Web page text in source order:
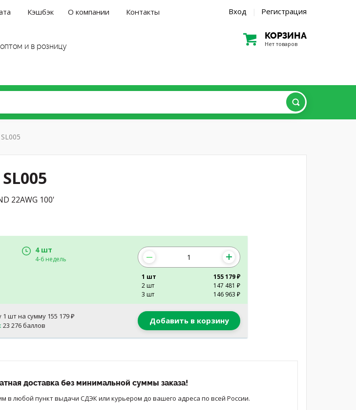
Кэшбэк О компании Контакты Вход | Регистрация
и в розницу
КОРЗИНА
Нет товаров
22AWG 100'
4 шт
4-6 недель
1 шт
155 179 ₽
2 шт
147 481 ₽
3 шт
146 963 ₽
1 шт на сумму 155 179 ₽
23 276 баллов Добавить в корзину
доставка без минимальной суммы заказа!
в любой пункт выдачи СДЭК или курьером до вашего адреса по всей России.